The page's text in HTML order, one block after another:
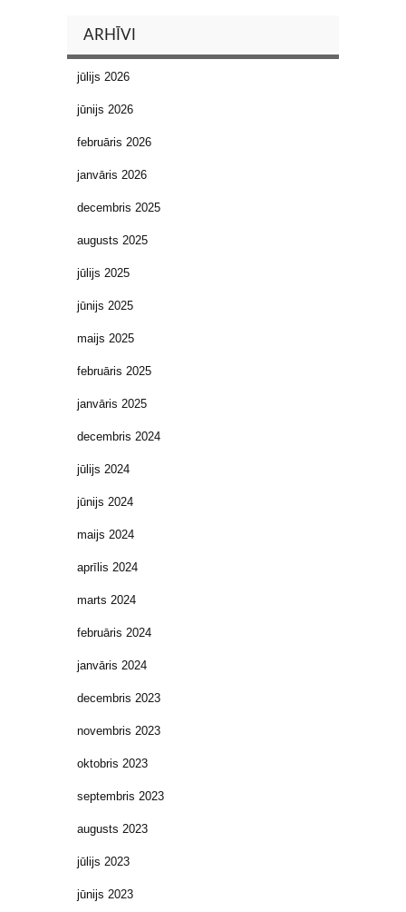
ARHĪVI
jūlijs 2026
jūnijs 2026
februāris 2026
janvāris 2026
decembris 2025
augusts 2025
jūlijs 2025
jūnijs 2025
maijs 2025
februāris 2025
janvāris 2025
decembris 2024
jūlijs 2024
jūnijs 2024
maijs 2024
aprīlis 2024
marts 2024
februāris 2024
janvāris 2024
decembris 2023
novembris 2023
oktobris 2023
septembris 2023
augusts 2023
jūlijs 2023
jūnijs 2023